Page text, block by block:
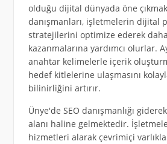
olduğu dijital dünyada öne
danışmanları, işletmelerin dijital
stratejilerini optimize ederek
kazanmalarına yardımcı olurlar.
anahtar kelimelerle içerik
hedef kitlelerine ulaşmasını
bilinirliğini artırır.
Ünye'de SEO danışmanlığı
alanı haline gelmektedir.
hizmetleri alarak çevrimiçi